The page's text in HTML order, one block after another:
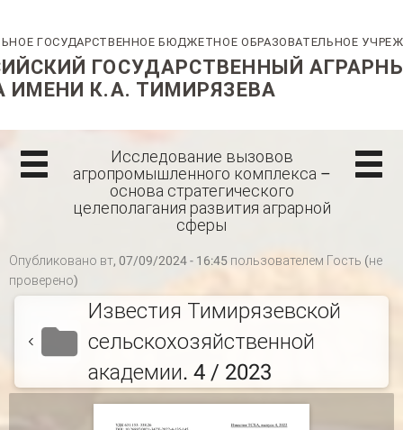
Исследование вызовов
агропромышленного комплекса –
основа стратегического
целеполагания развития аграрной
сферы
Опубликовано вт, 07/09/2024 - 16:45 пользователем Гость (не
проверено)
Известия Тимирязевской
сельскохозяйственной
академии. 4 / 2023